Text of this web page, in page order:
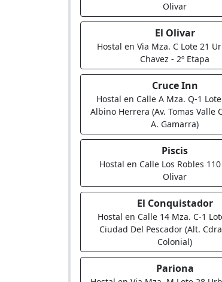
Olivar
El Olivar
Hostal en Via Mza. C Lote 21
Chavez - 2º Etapa
Cruce Inn
Hostal en Calle A Mza. Q-1
Albino Herrera (Av. Tomas Valle
A. Gamarra)
Piscis
Hostal en Calle Los Robles
Olivar
El Conquistador
Hostal en Calle 14 Mza. C-1
Ciudad Del Pescador (Alt.
Colonial)
Pariona